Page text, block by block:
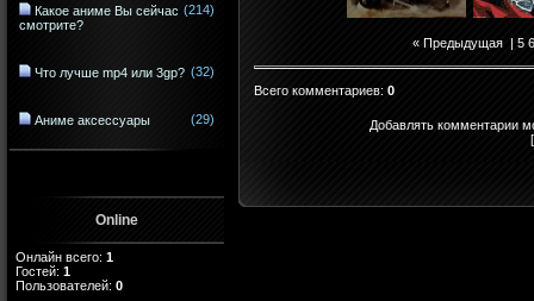
Какое аниме Вы сейчас
смотрите?
(214)
Что лучше mp4 или 3gp? (32)
Аниме аксессуары (29)
Online
Онлайн всего: 1
Гостей: 1
Пользователей: 0
« Предыдущая |5
Всего комментариев: 0
Добавлять комментарии